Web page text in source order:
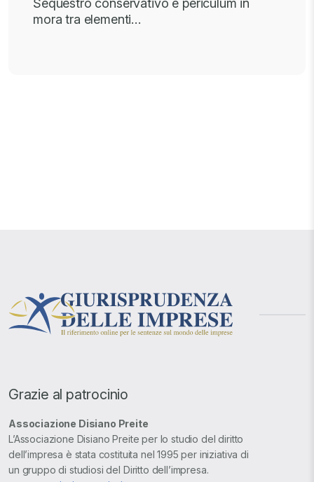
Sequestro conservativo e periculum in
mora tra elementi…
Grazie al patrocinio
Associazione Disiano Preite
L’Associazione Disiano Preite per lo studio del diritto
dell’impresa è stata costituita nel 1995 per iniziativa di
un gruppo di studiosi del Diritto dell’impresa.